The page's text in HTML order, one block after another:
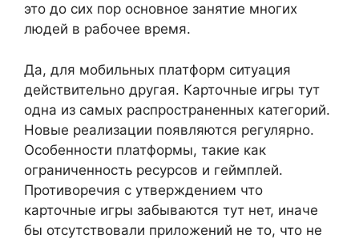
это до сих пор основное занятие многих
людей в рабочее время.
Да, для мобильных платформ ситуация
действительно другая. Карточные игры тут
одна из самых распространенных категорий.
Новые реализации появляются регулярно.
Особенности платформы, такие как
ограниченность ресурсов и геймплей.
Противоречия с утверждением что
карточные игры забываются тут нет, иначе
бы отсутствовали приложений не то, что не